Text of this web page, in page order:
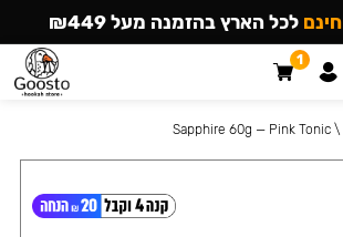
\
Sapphire 60g — Pink Tonic
חינם לכל הארץ בהזמנה מעל ₪449
1